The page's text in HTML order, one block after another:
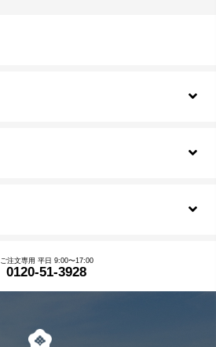
ご注文専用 平日 9:00〜17:00
0120-51-3928